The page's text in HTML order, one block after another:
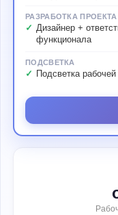
РАЗРАБОТКА ПРОЕКТА
Дизайнер +
функционала
ПОДСВЕТКА
Подсветка